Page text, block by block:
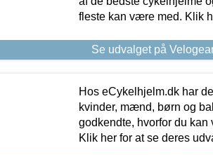
fleste kan være med. Klik
Se udvalget på
Hos eCykelhjelm.dk har
kvinder, mænd, børn og
godkendte, hvorfor du
Klik her for at se deres